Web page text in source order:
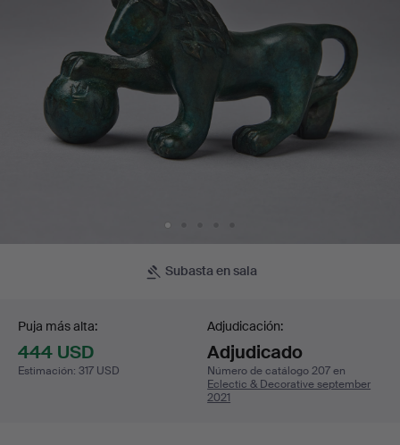
Subasta en sala
Puja más alta:
444 USD
Estimación: 317 USD
Adjudicación:
Adjudicado
Número de catálogo 207 en
Eclectic & Decorative september
2021